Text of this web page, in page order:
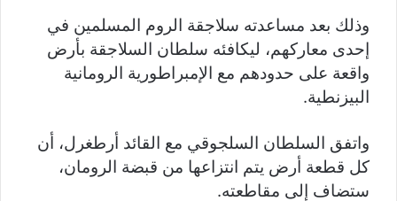
وذلك بعد مساعدته سلاجقة الروم المسلمين في
إحدى معاركهم، ليكافئه سلطان السلاجقة بأرض
واقعة على حدودهم مع الإمبراطورية الرومانية
البيزنطية.
واتفق السلطان السلجوقي مع القائد أرطغرل، أن
كل قطعة أرض يتم انتزاعها من قبضة الرومان،
ستضاف إلى مقاطعته.